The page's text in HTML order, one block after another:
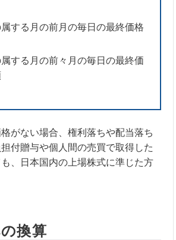
する月の前月の毎日の最終価格
する月の前々月の毎日の最終価
がない場合、権利落ちや配当落ち
付贈与や個人間の売買で取得した
、日本国内の上場株式に準じた方
換算